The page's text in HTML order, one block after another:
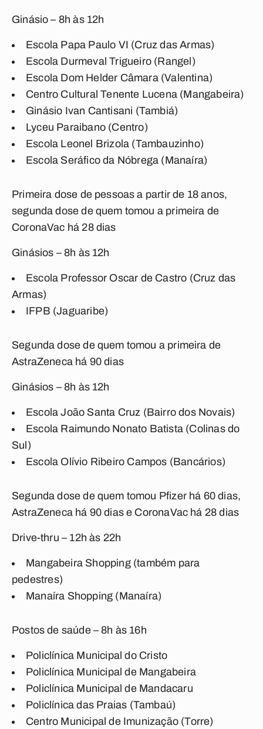
Ginásio – 8h às 12h
Escola Papa Paulo VI (Cruz das Armas)
Escola Durmeval Trigueiro (Rangel)
Escola Dom Helder Câmara (Valentina)
Centro Cultural Tenente Lucena (Mangabeira)
Ginásio Ivan Cantisani (Tambiá)
Lyceu Paraibano (Centro)
Escola Leonel Brizola (Tambauzinho)
Escola Seráfico da Nóbrega (Manaíra)
Primeira dose de pessoas a partir de 18 anos,
segunda dose de quem tomou a primeira de
CoronaVac há 28 dias
Ginásios – 8h às 12h
Escola Professor Oscar de Castro (Cruz das
Armas)
IFPB (Jaguaribe)
Segunda dose de quem tomou a primeira de
AstraZeneca há 90 dias
Ginásios – 8h às 12h
Escola João Santa Cruz (Bairro dos Novais)
Escola Raimundo Nonato Batista (Colinas do
Sul)
Escola Olívio Ribeiro Campos (Bancários)
Segunda dose de quem tomou Pfizer há 60 dias,
AstraZeneca há 90 dias e CoronaVac há 28 dias
Drive-thru – 12h às 22h
Mangabeira Shopping (também para
pedestres)
Manaíra Shopping (Manaíra)
Postos de saúde – 8h às 16h
Policlínica Municipal do Cristo
Policlínica Municipal de Mangabeira
Policlínica Municipal de Mandacaru
Policlínica das Praias (Tambaú)
Centro Municipal de Imunização (Torre)